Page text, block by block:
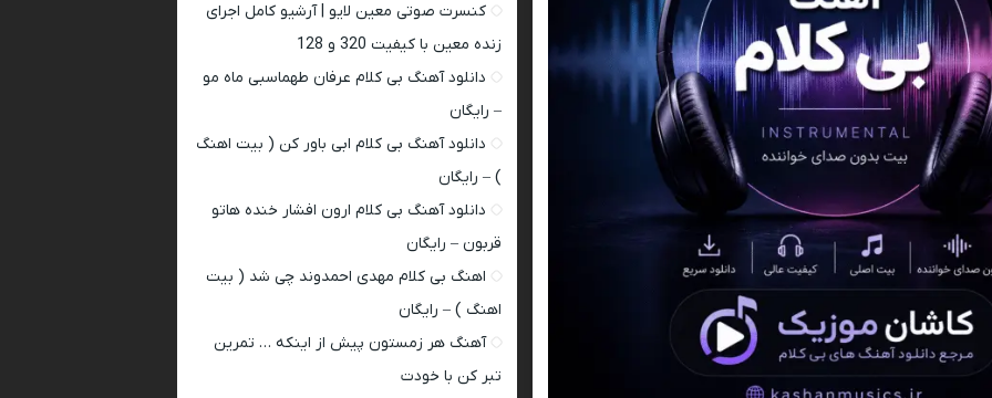
کنسرت صوتی معین لایو | آرشیو کامل اجرای
زنده معین با کیفیت 320 و 128
دانلود آهنگ بی کلام عرفان طهماسبی ماه مو
– رایگان
دانلود آهنگ بی کلام ابی باور کن ( بیت اهنگ
) – رایگان
دانلود آهنگ بی کلام ارون افشار خنده هاتو
قربون – رایگان
اهنگ بی کلام مهدی احمدوند چی شد ( بیت
اهنگ ) – رایگان
آهنگ هر زمستون پیش از اینکه … تمرین
تبر کن با خودت